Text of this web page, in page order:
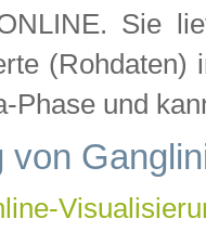
Sie
(Rohdaten)
Phase und
von